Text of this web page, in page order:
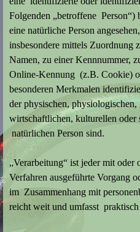
Folgenden „betroffene
eine natürliche Person
insbesondere mittels
Namen, zu einer Kennnummer,
Online-Kennung (z.B. Cookie)
besonderen Merkmalen
der physischen,
wirtschaftlichen, kulturellen oder
natürlichen Person sind.
„Verarbeitung“ ist jeder mit
Verfahren ausgeführte Vorgang
im Zusammenhang mit
reicht weit und umfasst